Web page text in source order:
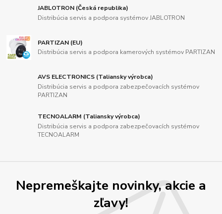
JABLOTRON (Česká republika)
Distribúcia servis a podpora systémov JABLOTRON
PARTIZAN (EU)
Distribúcia servis a podpora kamerových systémov PARTIZAN
AVS ELECTRONICS (Taliansky výrobca)
Distribúcia servis a podpora zabezpečovacích systémov
PARTIZAN
TECNOALARM (Taliansky výrobca)
Distribúcia servis a podpora zabezpečovacích systémov
TECNOALARM
Nepremeškajte novinky, akcie a
zľavy!